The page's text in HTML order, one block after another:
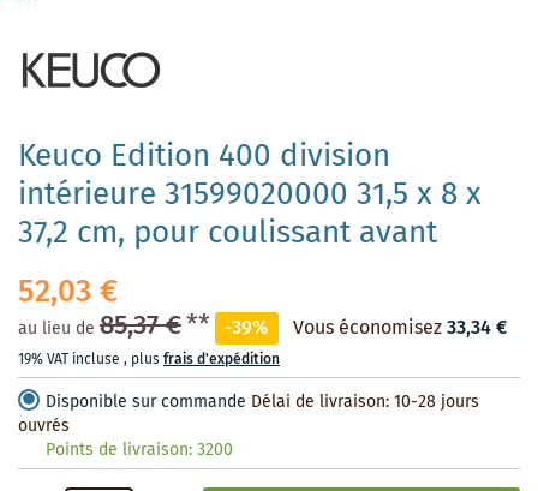
Keuco Edition 400 division
intérieure 31599020000 31,5 x 8 x
37,2 cm, pour coulissant avant
52,03 €
au lieu de 85,37 €** -39% Vous économisez33,34 €
19% VAT incluse , plusfrais d'expédition
Disponible sur commande Délai de livraison: 10-28 jours
ouvrés
Points de livraison:3200
images
gallery